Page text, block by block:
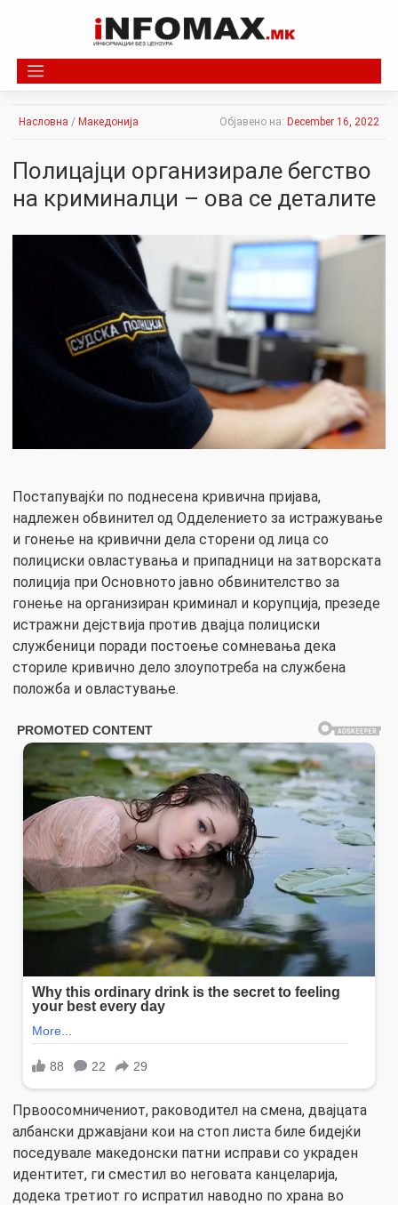
Насловна / Македонија Објавено на: December 16, 2022
Полицајци организирале бегство
на криминалци – ова се деталите
Постапувајќи по поднесена кривична пријава,
надлежен обвинител од Одделението за истражување
и гонење на кривични дела сторени од лица со
полициски овластувања и припадници на затворската
полиција при Основното јавно обвинителство за
гонење на организиран криминал и корупција, презеде
истражни дејствија против двајца полициски
службеници поради постоење сомневања дека
сториле кривично дело злоупотреба на службена
положба и овластување.
Првоосомничениот, раководител на смена, двајцата
албански државјани кои на стоп листа биле бидејќи
поседувале македонски патни исправи со украден
идентитет, ги сместил во неговата канцеларија,
додека третиот го испратил наводно по храна во